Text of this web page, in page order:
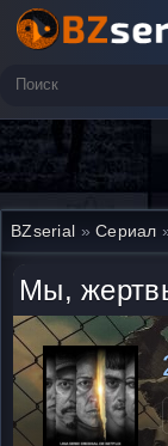
BZserial »Сериал
Мы,